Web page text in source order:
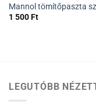
Mannol tömítőpaszta
1 500Ft
LEGUTÓBB